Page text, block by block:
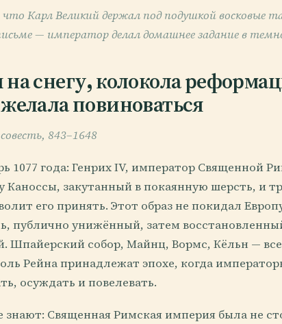
Карл Великий держал под подушкой восковые
— император делал домашнее задание в
на снегу, колокола
повиноваться
843–1648
1077 года: Генрих IV, император Священной
Каноссы, закутанный в покаянную шерсть, и
его принять. Этот образ не покидал
публично унижённый, затем
Шпайерский собор, Майнц, Вормс, Кёльн —
Рейна принадлежат эпохе, когда
осуждать и повелевать.
знают: Священная Римская империя была не